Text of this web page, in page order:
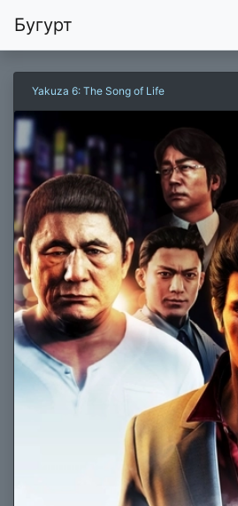
Бугурт
Yakuza 6: The Song of Life